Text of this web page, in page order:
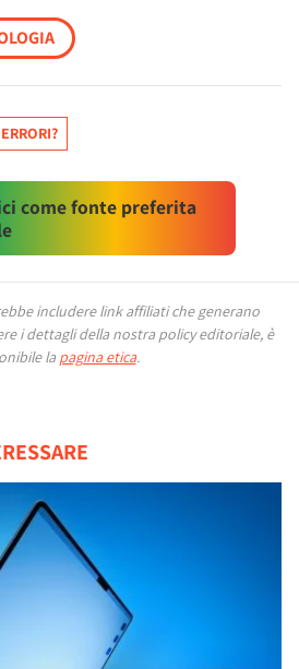
come fonte preferita
includere link affiliati che generano
i dettagli della nostra policy editoriale, è
la pagina etica.